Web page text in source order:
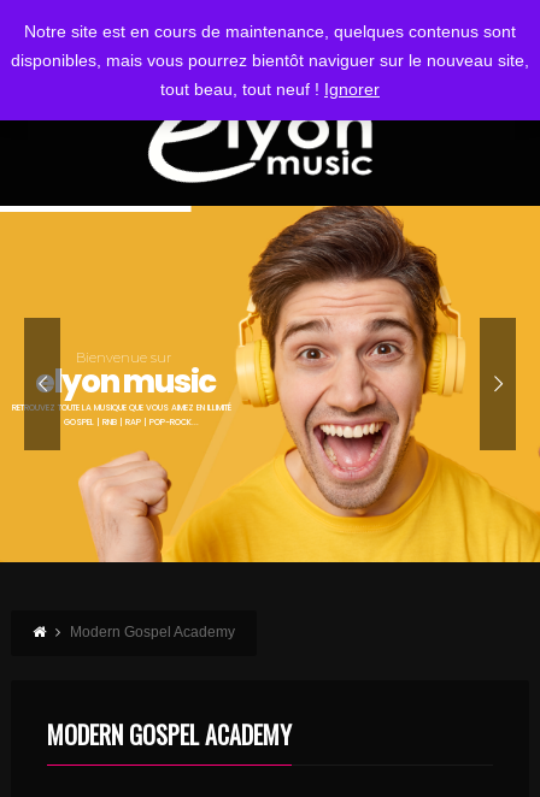
Notre site est en cours de maintenance, quelques contenus sont
disponibles, mais vous pourrez bientôt naviguer sur le nouveau site,
tout beau, tout neuf ! Ignorer
S'IDENTIFIER
Bienvenue sur
elyon music
RETROUVEZ TOUTE LA MUSIQUE QUE VOUS AIMEZ EN ILLIMITÉ
GOSPEL | RNB | RAP | POP-ROCK...
Modern Gospel Academy
MODERN GOSPEL ACADEMY